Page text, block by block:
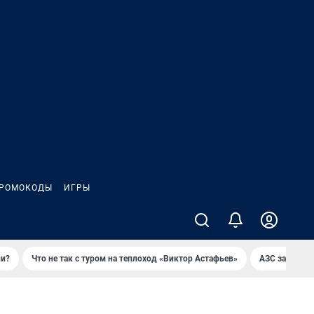
ИГРЫ
Что не так с туром на теплоход «Виктор Астафьев» AЗС